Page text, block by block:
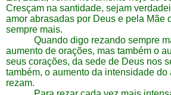
Cresçam na santidade, sejam
amor abrasadas por Deus e pela Mãe
sempre mais.
Quando digo rezando sempre
aumento de orações, mas também o
seus corações, da sede de Deus nos
também, o aumento da intensidade do
rezam.